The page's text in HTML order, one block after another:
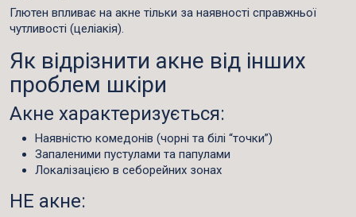
Глютен впливає на акне тільки за наявності справжньої
чутливості (целіакія).
Як відрізнити акне від інших
проблем шкіри
Акне характеризується:
Наявністю комедонів (чорні та білі “точки”)
Запаленими пустулами та папулами
Локалізацією в себорейних зонах
НЕ акне: